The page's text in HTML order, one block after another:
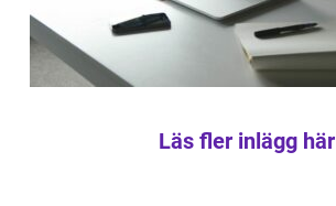
Läs fler inlägg här